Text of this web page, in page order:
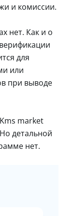
и комиссии.
нет. Как и о
для
или
при выводе
market
детальной
нет.